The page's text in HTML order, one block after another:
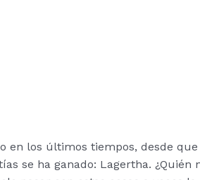
en los últimos tiempos, desde que
se ha ganado: Lagertha. ¿Quién